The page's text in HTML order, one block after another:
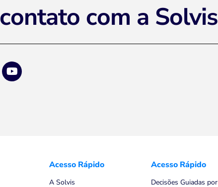
com a Solvis
Acesso Rápido
A Solvis
Acesso Rápido
Decisões Guiadas